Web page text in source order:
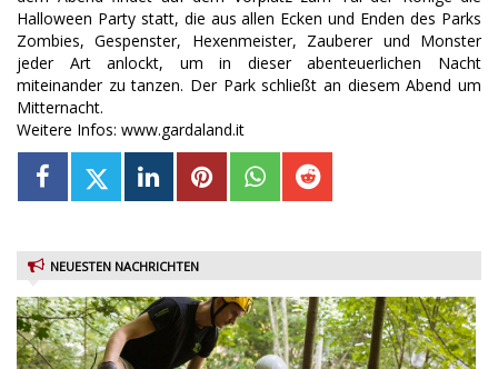
Halloween Party statt, die aus allen Ecken und Enden des Parks
Zombies, Gespenster, Hexenmeister, Zauberer und Monster
jeder Art anlockt, um in dieser abenteuerlichen Nacht
miteinander zu tanzen. Der Park schließt an diesem Abend um
Mitternacht.
Weitere Infos: www.gardaland.it
NEUESTEN NACHRICHTEN